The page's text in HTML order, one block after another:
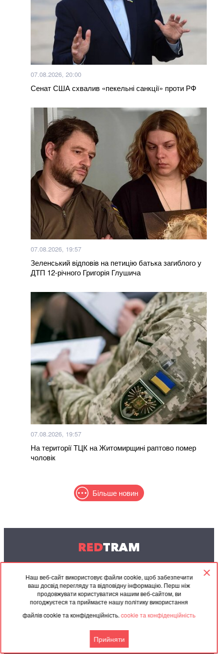
Наш веб-сайт використовує файли cookie, щоб забезпечити
ваш досвід перегляду та відповідну інформацію. Перш ніж
продовжувати користуватися нашим веб-сайтом, ви
погоджуєтеся та приймаєте нашу політику використання
файлів cookie та конфіденційність.cookie та конфіденційність
Прийняти
Кого немає на військовому обліку: податкова
передасть Міноборони дані про чоловіків
Вже 24 серпня українці отримають грошову
допомогу: хто у списку
Окупанти завдали удару по мосту у Чернігівській
області: деталі
Більше новин
07.08.2026, 20:00
Сенат США схвалив «пекельні санкції» проти РФ
07.08.2026, 19:57
Зеленський відповів на петицію батька загиблого у
ДТП 12-річного Григорія Глушича
07.08.2026, 19:57
На території ТЦК на Житомирщині раптово помер
чоловік
Більше новин
REDTRAM
© 2004-2026 Redtram, Ltd.
Співпраця
Партнерські
матеріали
Архів
Угода
Контакти